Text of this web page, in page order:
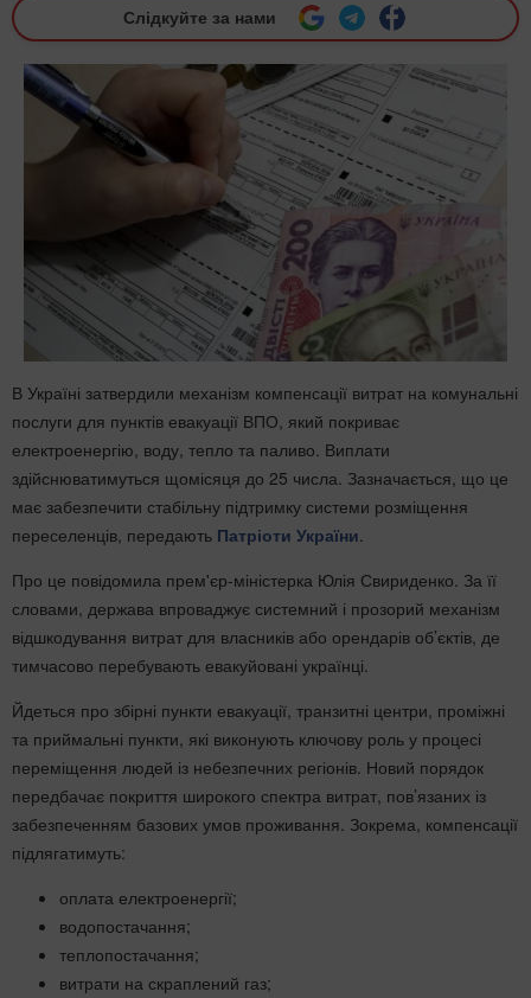
Слідкуйте за нами
В Україні затвердили механізм компенсації витрат на комунальні
послуги для пунктів евакуації ВПО, який покриває
електроенергію, воду, тепло та паливо. Виплати
здійснюватимуться щомісяця до 25 числа. Зазначається, що це
має забезпечити стабільну підтримку системи розміщення
переселенців, передають Патріоти України.
Про це повідомила прем'єр-міністерка Юлія Свириденко. За її
словами, держава впроваджує системний і прозорий механізм
відшкодування витрат для власників або орендарів об’єктів, де
тимчасово перебувають евакуйовані українці.
Йдеться про збірні пункти евакуації, транзитні центри, проміжні
та приймальні пункти, які виконують ключову роль у процесі
переміщення людей із небезпечних регіонів. Новий порядок
передбачає покриття широкого спектра витрат, пов’язаних із
забезпеченням базових умов проживання. Зокрема, компенсації
підлягатимуть:
оплата електроенергії;
водопостачання;
теплопостачання;
витрати на скраплений газ;